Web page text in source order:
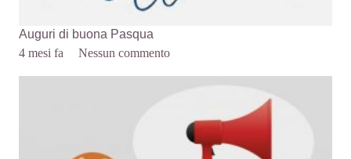
Auguri di buona Pasqua
4 mesi fa
Nessun commento